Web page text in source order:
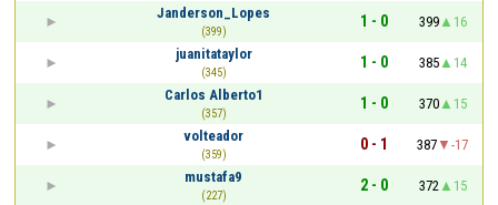
Janderson_Lopes
(399)
1 - 0 399
16
juanitataylor
(345)
1 - 0 385
14
Carlos Alberto1
(357)
1 - 0 370
15
volteador
(359)
0 - 1 387
-17
mustafa9
(227)
2 - 0 372
15